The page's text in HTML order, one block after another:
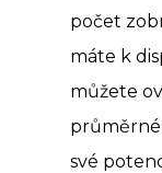
počet
máte k
můžete
své